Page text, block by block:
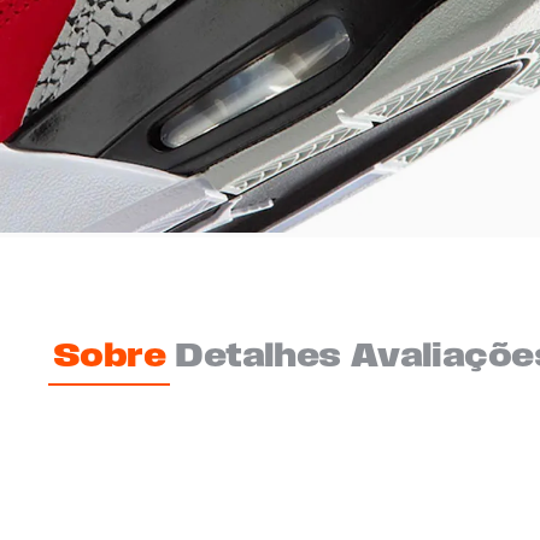
Sobre Detalhes